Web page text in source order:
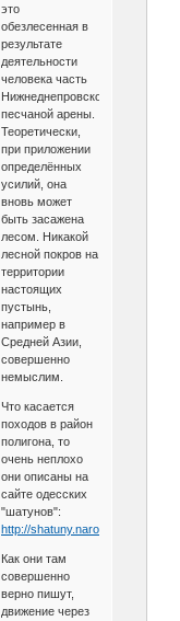
это
обезлесенная в
результате
деятельности
человека часть
Нижнеднепровской
песчаной арены.
Теоретически,
при приложении
определённых
усилий, она
вновь может
быть засажена
лесом. Никакой
лесной покров на
территории
настоящих
пустынь,
например в
Средней Азии,
совершенно
немыслим.
Что касается
походов в район
полигона, то
очень неплохо
они описаны на
сайте одесских
"шатунов":
http://shatuny.narod.ru/
Как они там
совершенно
верно пишут,
движение через